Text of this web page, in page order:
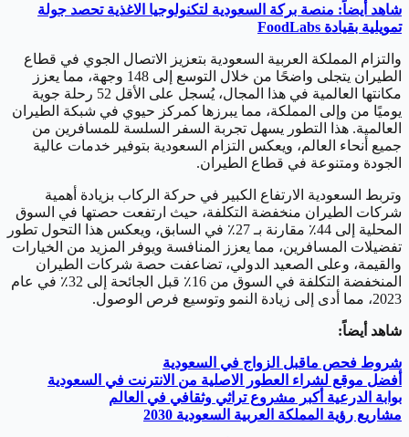
شاهد أيضاً: منصة بركة السعودية لتكنولوجيا الاغذية تحصد جولة
تمويلية بقيادة FoodLabs
والتزام المملكة العربية السعودية بتعزيز الاتصال الجوي في قطاع
الطيران يتجلى واضحًا من خلال التوسع إلى 148 وجهة، مما يعزز
مكانتها العالمية في هذا المجال، يُسجل على الأقل 52 رحلة جوية
يوميًا من وإلى المملكة، مما يبرزها كمركز حيوي في شبكة الطيران
العالمية. هذا التطور يسهل تجربة السفر السلسة للمسافرين من
جميع أنحاء العالم، ويعكس التزام السعودية بتوفير خدمات عالية
الجودة ومتنوعة في قطاع الطيران.
وتربط السعودية الارتفاع الكبير في حركة الركاب بزيادة أهمية
شركات الطيران منخفضة التكلفة، حيث ارتفعت حصتها في السوق
المحلية إلى 44٪ مقارنة بـ 27٪ في السابق، ويعكس هذا التحول تطور
تفضيلات المسافرين، مما يعزز المنافسة ويوفر المزيد من الخيارات
والقيمة، وعلى الصعيد الدولي، تضاعفت حصة شركات الطيران
المنخفضة التكلفة في السوق من 16٪ قبل الجائحة إلى 32٪ في عام
2023، مما أدى إلى زيادة النمو وتوسيع فرص الوصول.
شاهد أيضاً:
شروط فحص ماقبل الزواج في السعودية
أفضل موقع لشراء العطور الاصلية من الانترنت في السعودية
بوابة الدرعية أكبر مشروع تراثي وثقافي في العالم
مشاريع رؤية المملكة العربية السعودية 2030